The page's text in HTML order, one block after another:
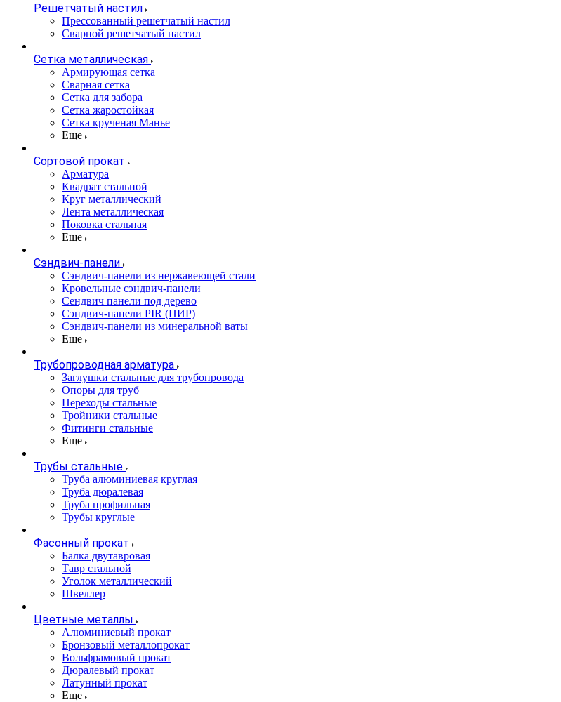
Решетчатый настил
Прессованный решетчатый настил
Сварной решетчатый настил
Сетка металлическая
Армирующая сетка
Сварная сетка
Сетка для забора
Сетка жаростойкая
Сетка крученая Манье
Еще
Сортовой прокат
Арматура
Квадрат стальной
Круг металлический
Лента металлическая
Поковка стальная
Еще
Сэндвич-панели
Cэндвич-панели из нержавеющей стали
Кровельные сэндвич-панели
Сендвич панели под дерево
Сэндвич-панели PIR (ПИР)
Сэндвич-панели из минеральной ваты
Еще
Трубопроводная арматура
Заглушки стальные для трубопровода
Опоры для труб
Переходы стальные
Тройники стальные
Фитинги стальные
Еще
Трубы стальные
Труба алюминиевая круглая
Труба дюралевая
Труба профильная
Трубы круглые
Фасонный прокат
Балка двутавровая
Тавр стальной
Уголок металлический
Швеллер
Цветные металлы
Алюминиевый прокат
Бронзовый металлопрокат
Вольфрамовый прокат
Дюралевый прокат
Латунный прокат
Еще